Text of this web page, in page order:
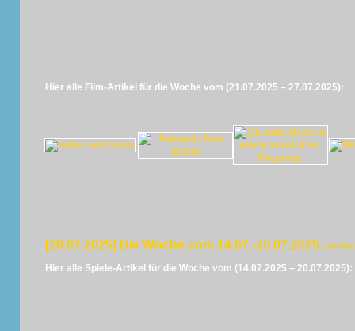
Hier alle Film-Artikel für die Woche vom (21.07.2025 – 27.07.2025):
[20.07.2025] Die Woche vom 14.07.-20.07.2025 von
Hier alle Spiele-Artikel für die Woche vom (14.07.2025 – 20.07.2025):